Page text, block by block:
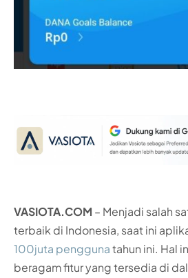
VASIOTA.COM – Menjadi salah
terbaik di Indonesia, saat ini
100juta penggunatahun ini. Hal
beragam fitur yang tersedia di